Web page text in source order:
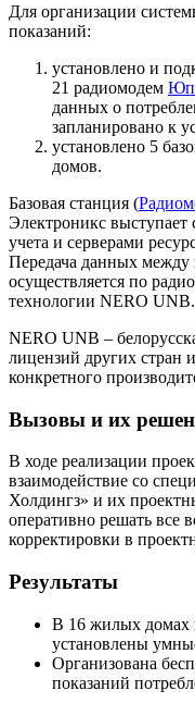
Для организации
показаний:
установлено и
21 радиомодем
данных о
запланировано к
установлено 5
домов.
Базовая станция (
Электроникс
учета и серверами
Передача данных между
осуществляется по
технологии NERO UNB.
NERO UNB –
лицензий других стран
конкретного
Вызовы и их
В ходе реализации
взаимодействие со
Холдингз» и их
оперативно решать все
корректировки в
Результаты
В 16 жилых
установлены
Организована
показаний